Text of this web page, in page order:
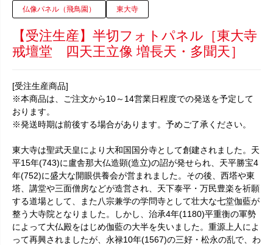
仏像パネル（飛鳥園） 東大寺
【受注生産】半切フォトパネル［東大寺
戒壇堂 四天王立像 増長天・多聞天］
[受注生産商品]
※本商品は、ご注文から10～14営業日程度での発送を予定して
おります。
※発送時期は前後する場合があります。予めご了承ください。
東大寺は聖武天皇により大和国国分寺として創建されました。天
平15年(743)に盧舎那大仏造顕(造立)の詔が発せられ、天平勝宝4
年(752)に盛大な開眼供養会が営まれました。その後、西塔や東
塔、講堂や三面僧房などが造営され、天下泰平・万民豊楽を祈願
する道場として、また八宗兼学の学問寺として壮大な七堂伽藍が
整う大寺院となりました。しかし、治承4年(1180)平重衡の軍勢
によって大仏殿をはじめ伽藍の大半を失いました。重源上人によ
って再興されましたが、永禄10年(1567)の三好・松永の乱で、わ